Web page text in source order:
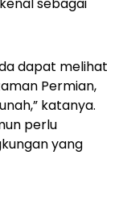
sebagai
dapat melihat
Permian,
katanya.
perlu
yang